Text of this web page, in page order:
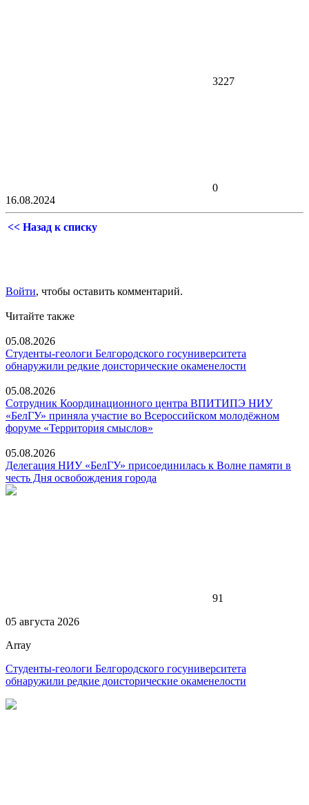
3227
0
16.08.2024
<< Назад к списку
Войти, чтобы оставить комментарий.
Читайте также
05.08.2026
Студенты-геологи Белгородского госуниверситета
обнаружили редкие доисторические окаменелости
05.08.2026
Сотрудник Координационного центра ВПИТИПЭ НИУ
«БелГУ» приняла участие во Всероссийском молодёжном
форуме «Территория смыслов»
05.08.2026
Делегация НИУ «БелГУ» присоединилась к Волне памяти в
честь Дня освобождения города
91
05 августа 2026
Array
Студенты-геологи Белгородского госуниверситета
обнаружили редкие доисторические окаменелости